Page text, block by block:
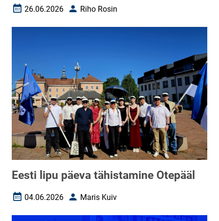
Loomise kuupäev
26.06.2026 AutorRiho Rosin
Eesti lipu päeva tähistamine Otepääl
Loomise kuupäev
04.06.2026 AutorMaris Kuiv